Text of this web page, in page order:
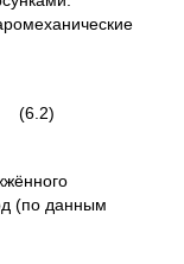
(по данным